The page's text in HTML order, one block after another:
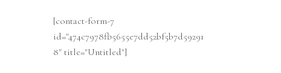
[contact-form-7
id="474c7978fb5655e7dd52bf5b7d59291
8" title="Untitled"]